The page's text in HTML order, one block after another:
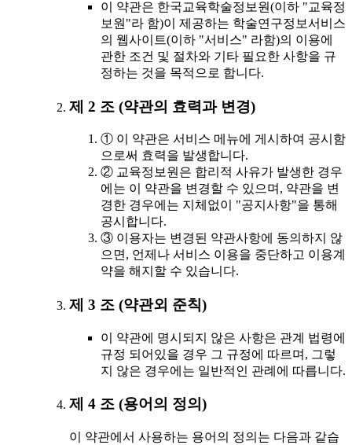
이 약관은 한국교육학술정보원(이하 "교육정
보원"라 함)이 제공하는 학술연구정보서비스
의 웹사이트(이하 "서비스" 라함)의 이용에
관한 조건 및 절차와 기타 필요한 사항을 규
정하는 것을 목적으로 합니다.
제 2 조 (약관의 효력과 변경)
① 이 약관은 서비스 메뉴에 게시하여 공시함
으로써 효력을 발생합니다.
② 교육정보원은 합리적 사유가 발생한 경우
에는 이 약관을 변경할 수 있으며, 약관을 변
경한 경우에는 지체없이 "공지사항"을 통해
공시합니다.
③ 이용자는 변경된 약관사항에 동의하지 않
으면, 언제나 서비스 이용을 중단하고 이용계
약을 해지할 수 있습니다.
제 3 조 (약관외 준칙)
이 약관에 명시되지 않은 사항은 관계 법령에
규정 되어있을 경우 그 규정에 따르며, 그렇
지 않은 경우에는 일반적인 관례에 따릅니다.
제 4 조 (용어의 정의)
이 약관에서 사용하는 용어의 정의는 다음과 같습